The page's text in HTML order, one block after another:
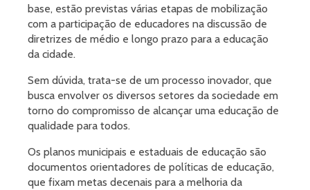
base, estão previstas várias etapas de mobilização
com a participação de educadores na discussão de
diretrizes de médio e longo prazo para a educação
da cidade.
Sem dúvida, trata-se de um processo inovador, que
busca envolver os diversos setores da sociedade em
torno do compromisso de alcançar uma educação de
qualidade para todos.
Os planos municipais e estaduais de educação são
documentos orientadores de políticas de educação,
que fixam metas decenais para a melhoria da